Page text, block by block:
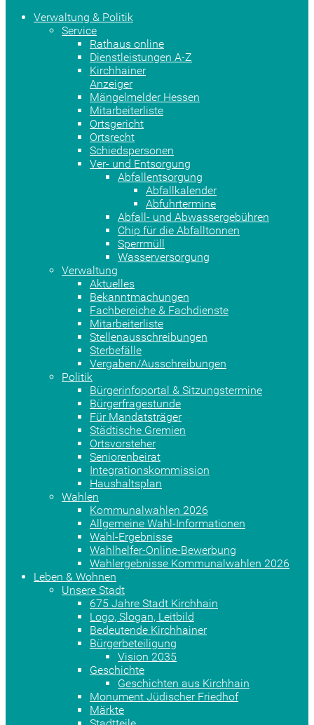
Verwaltung & Politik
Service
Rathaus online
Dienstleistungen A-Z
Kirchhainer
Anzeiger
Mängelmelder Hessen
Mitarbeiterliste
Ortsgericht
Ortsrecht
Schiedspersonen
Ver- und Entsorgung
Abfallentsorgung
Abfallkalender
Abfuhrtermine
Abfall- und Abwassergebühren
Chip für die Abfalltonnen
Sperrmüll
Wasserversorgung
Verwaltung
Aktuelles
Bekanntmachungen
Fachbereiche & Fachdienste
Mitarbeiterliste
Stellenausschreibungen
Sterbefälle
Vergaben/Ausschreibungen
Politik
Bürgerinfoportal & Sitzungstermine
Bürgerfragestunde
Für Mandatsträger
Städtische Gremien
Ortsvorsteher
Seniorenbeirat
Integrationskommission
Haushaltsplan
Wahlen
Kommunalwahlen 2026
Allgemeine Wahl-Informationen
Wahl-Ergebnisse
Wahlhelfer-Online-Bewerbung
Wahlergebnisse Kommunalwahlen 2026
Leben & Wohnen
Unsere Stadt
675 Jahre Stadt Kirchhain
Logo, Slogan, Leitbild
Bedeutende Kirchhainer
Bürgerbeteiligung
Vision 2035
Geschichte
Geschichten aus Kirchhain
Monument Jüdischer Friedhof
Märkte